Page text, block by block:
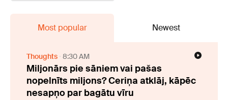
Most popular Newest
Thoughts 8:30 AM
Miljonārs pie sāniem vai pašas
nopelnīts miljons? Ceriņa atklāj, kāpēc
nesapņo par bagātu vīru